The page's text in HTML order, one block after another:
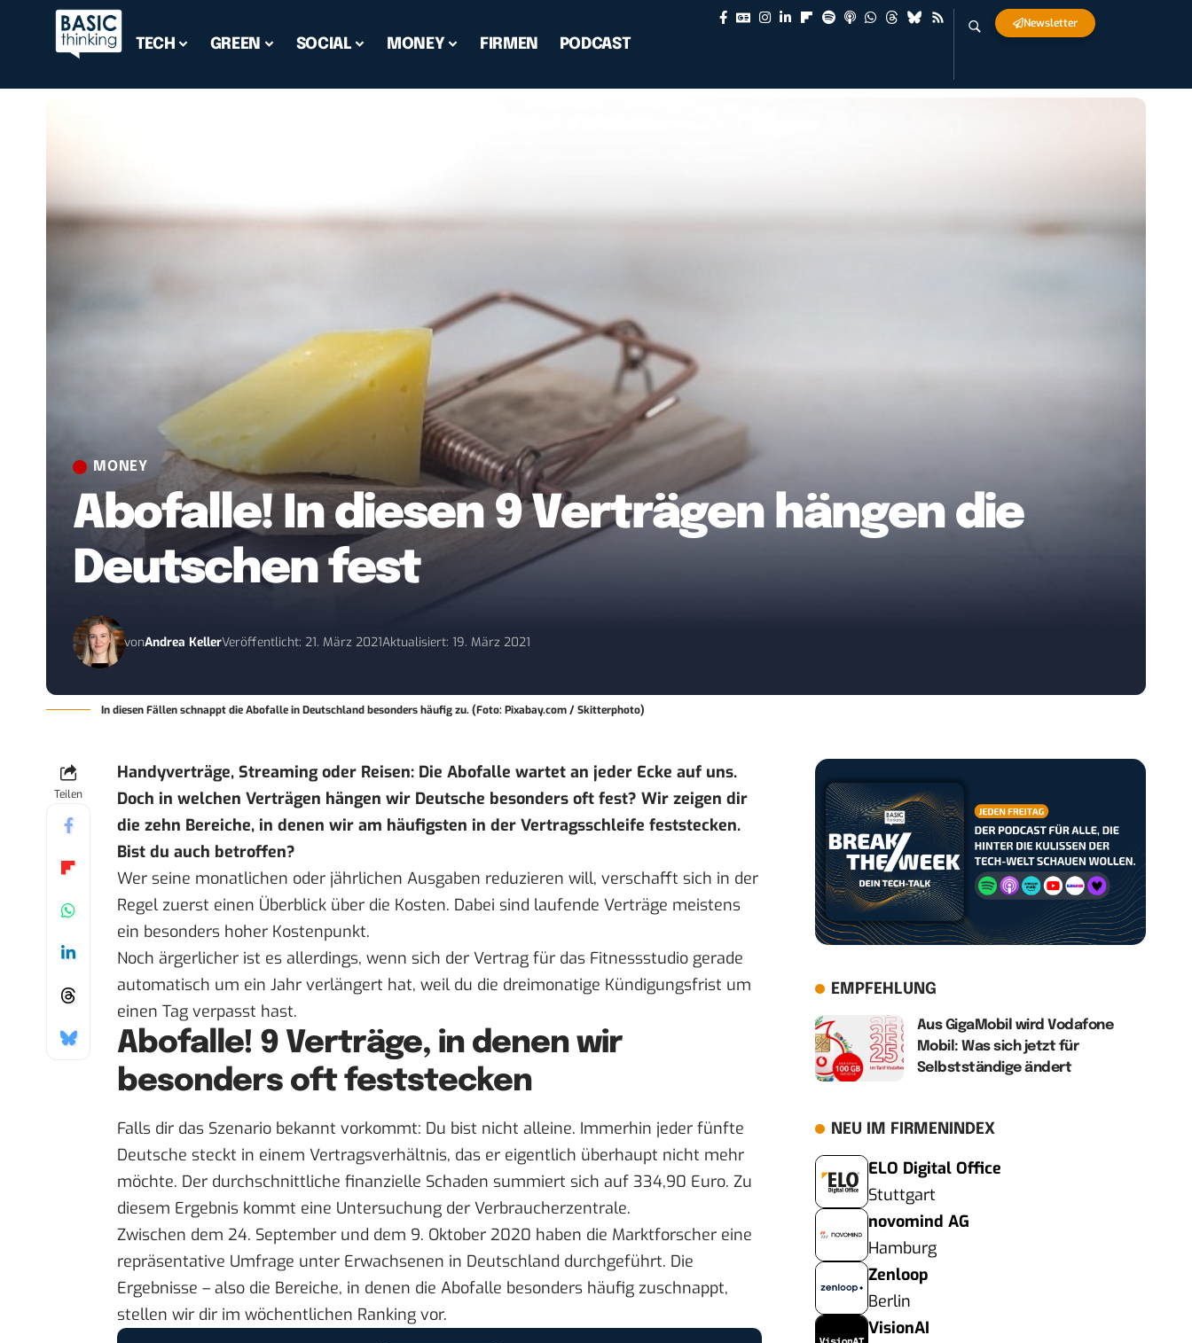
TECH GREEN SOCIAL MONEY FIRMEN PODCAST
Newsletter
MONEY
Abofalle! In diesen 9 Verträgen hängen die
Deutschen fest
vonAndrea KellerVeröffentlicht: 21. März 2021Aktualisiert: 19. März 2021
In diesen Fällen schnappt die Abofalle in Deutschland besonders häufig zu. (Foto: Pixabay.com / Skitterphoto)
Teilen
Handyverträge, Streaming oder Reisen: Die Abofalle wartet an jeder Ecke auf uns.
Doch in welchen Verträgen hängen wir Deutsche besonders oft fest? Wir zeigen dir
die zehn Bereiche, in denen wir am häufigsten in der Vertragsschleife feststecken.
Bist du auch betroffen?
Wer seine monatlichen oder jährlichen Ausgaben reduzieren will, verschafft sich in der
Regel zuerst einen Überblick über die Kosten. Dabei sind laufende Verträge meistens
ein besonders hoher Kostenpunkt.
Noch ärgerlicher ist es allerdings, wenn sich der Vertrag für das Fitnessstudio gerade
automatisch um ein Jahr verlängert hat, weil du die dreimonatige Kündigungsfrist um
einen Tag verpasst hast.
Abofalle! 9 Verträge, in denen wir
besonders oft feststecken
Falls dir das Szenario bekannt vorkommt: Du bist nicht alleine. Immerhin jeder fünfte
Deutsche steckt in einem Vertragsverhältnis, das er eigentlich überhaupt nicht mehr
möchte. Der durchschnittliche finanzielle Schaden summiert sich auf 334,90 Euro. Zu
diesem Ergebnis kommt eine Untersuchung der Verbraucherzentrale.
Zwischen dem 24. September und dem 9. Oktober 2020 haben die Marktforscher eine
repräsentative Umfrage unter Erwachsenen in Deutschland durchgeführt. Die
Ergebnisse – also die Bereiche, in denen die Abofalle besonders häufig zuschnappt,
stellen wir dir im wöchentlichen Ranking vor.
EMPFEHLUNG
Aus GigaMobil wird Vodafone
Mobil: Was sich jetzt für
Selbstständige ändert
NEU IM FIRMENINDEX
ELO Digital Office
Stuttgart
novomind AG
Hamburg
Zenloop
Berlin
VisionAI